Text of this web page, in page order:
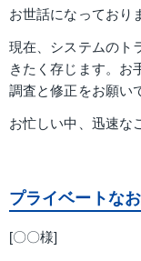
お世話になっており
現在、システムのト
きたく存じます。お
調査と修正をお願い
お忙しい中、迅速な
プライベートな
[〇〇様]